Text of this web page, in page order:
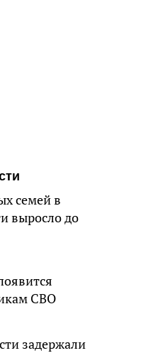
семей в
выросло до
СВО
задержали